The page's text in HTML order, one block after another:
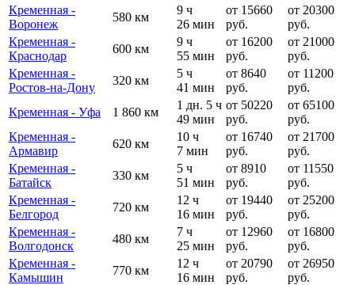
Кременная -
Воронеж
580 км
9 ч
26 мин
от 15660
руб.
от 20300
руб.
Кременная -
Краснодар
600 км
9 ч
55 мин
от 16200
руб.
от 21000
руб.
Кременная -
Ростов-на-Дону
320 км
5 ч
41 мин
от 8640
руб.
от 11200
руб.
Кременная - Уфа
1 860 км
1 дн. 5 ч
49 мин
от 50220
руб.
от 65100
руб.
Кременная -
Армавир
620 км
10 ч
7 мин
от 16740
руб.
от 21700
руб.
Кременная -
Батайск
330 км
5 ч
51 мин
от 8910
руб.
от 11550
руб.
Кременная -
Белгород
720 км
12 ч
16 мин
от 19440
руб.
от 25200
руб.
Кременная -
Волгодонск
480 км
7 ч
25 мин
от 12960
руб.
от 16800
руб.
Кременная -
Камышин
770 км
12 ч
16 мин
от 20790
руб.
от 26950
руб.